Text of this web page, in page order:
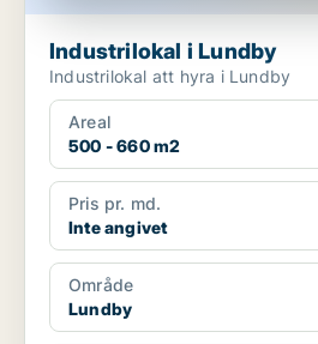
Industrilokal i Lundby
Industrilokal att hyra i Lundby
Areal
500 - 660 m2
Pris pr. md.
Inte angivet
Område
Lundby